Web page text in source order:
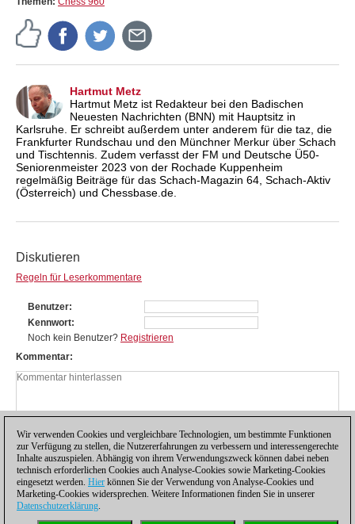
Hartmut Metz
Hartmut Metz ist Redakteur bei den Badischen
Neuesten Nachrichten (BNN) mit Hauptsitz in
Karlsruhe. Er schreibt außerdem unter anderem für die taz, die
Frankfurter Rundschau und den Münchner Merkur über Schach
und Tischtennis. Zudem verfasst der FM und Deutsche Ü50-
Seniorenmeister 2023 von der Rochade Kuppenheim
regelmäßig Beiträge für das Schach-Magazin 64, Schach-Aktiv
(Österreich) und Chessbase.de.
Diskutieren
Regeln für Leserkommentare
Benutzer
Kennwort
Noch kein Benutzer? Registrieren
Kommentar
Wir verwenden Cookies und vergleichbare Technologien, um bestimmte Funktionen
zur Verfügung zu stellen, die Nutzererfahrungen zu verbessern und interessengerechte
Inhalte auszuspielen. Abhängig von ihrem Verwendungszweck können dabei neben
technisch erforderlichen Cookies auch Analyse-Cookies sowie Marketing-Cookies
eingesetzt werden. Hier können Sie der Verwendung von Analyse-Cookies und
Marketing-Cookies widersprechen. Weitere Informationen finden Sie in unserer
Datenschutzerklärung.